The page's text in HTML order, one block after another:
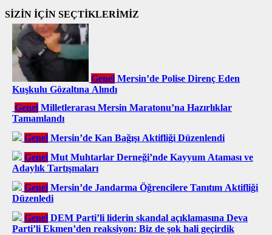
SİZİN İÇİN SEÇTİKLERİMİZ
Genel Mersin’de Polise Direnç Eden
Kuşkulu Gözaltına Alındı
Genel Milletlerarası Mersin Maratonu’na Hazırlıklar
Tamamlandı
Genel Mersin’de Kan Bağışı Aktifliği Düzenlendi
Genel Mut Muhtarlar Derneği’nde Kayyum Ataması ve
Adaylık Tartışmaları
Genel Mersin’de Jandarma Öğrencilere Tanıtım Aktifliği
Düzenledi
Genel DEM Parti’li liderin skandal açıklamasına Deva
Parti’li Ekmen’den reaksiyon: Biz de şok hali geçirdik